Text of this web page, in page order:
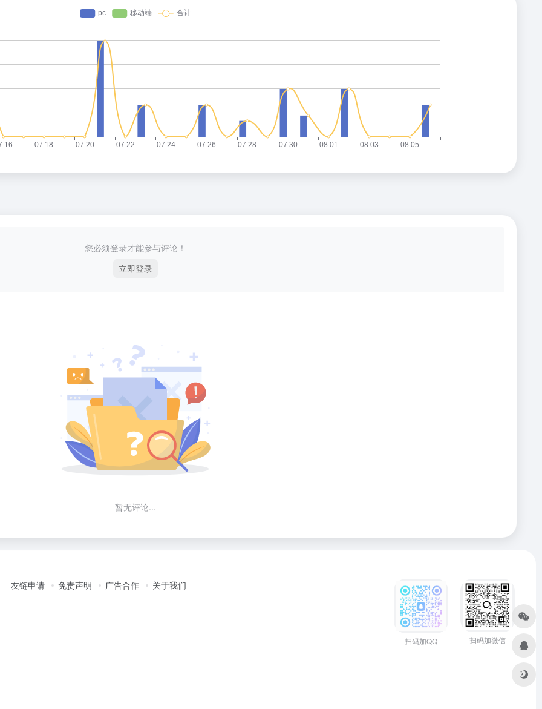
您必须登录才能参与评论！
立即登录
暂无评论...
友链申请 免责声明 广告合作 关于我们
扫码加QQ 扫码加微信